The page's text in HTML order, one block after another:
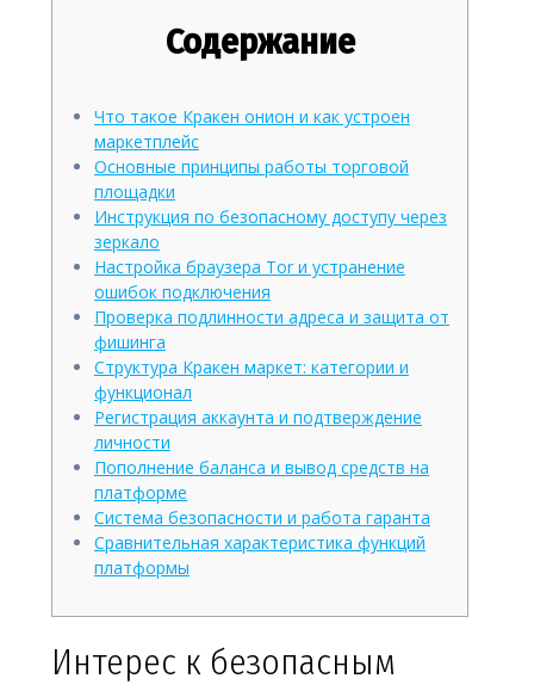
Содержание
Что такое Кракен онион и как устроен
маркетплейс
Основные принципы работы торговой
площадки
Инструкция по безопасному доступу через
зеркало
Настройка браузера Tor и устранение
ошибок подключения
Проверка подлинности адреса и защита от
фишинга
Структура Кракен маркет: категории и
функционал
Регистрация аккаунта и подтверждение
личности
Пополнение баланса и вывод средств на
платформе
Система безопасности и работа гаранта
Сравнительная характеристика функций
платформы
Интерес к безопасным